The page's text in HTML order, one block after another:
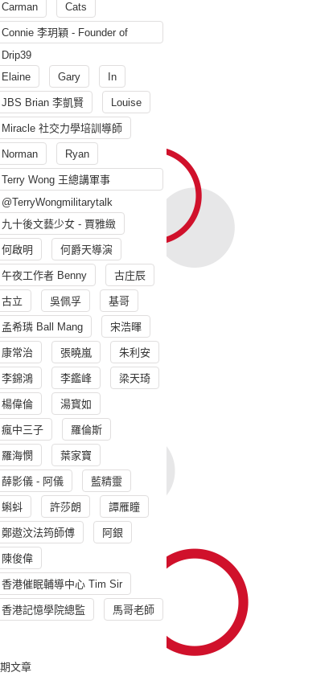
Carman Cats
Connie 李玥穎 - Founder of
Drip39
Elaine
Gary In
JBS Brian 李凱賢 Louise
Miracle 社交力學培訓導師
Norman Ryan
Terry Wong 王總講軍事
@TerryWongmilitarytalk
九十後文藝少女 - 賈雅緻
何啟明 何爵天導演
午夜工作者 Benny 古庄辰
古立 吳佩孚 基哥
孟希璘 Ball Mang 宋浩暉
康常治 張曉嵐 朱利安
李錦鴻 李鑑峰 梁天琦
楊偉倫 湯寳如
瘋中三子 羅倫斯
羅海憫 葉家寶
薛影儀 - 阿儀 藍精靈
蝌蚪 許莎朗 譚雁瞳
鄭遨汶法筠師傅 阿銀
陳俊偉
香港催眠輔導中心 Tim Sir
香港記憶學院總監 馬哥老師
文章